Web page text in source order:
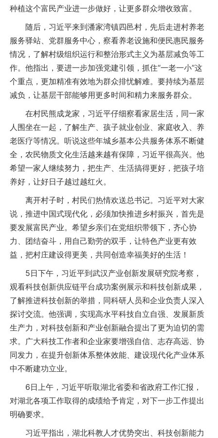
种植这个富民产业进一步做好，让更多群众增收致富。
随后，习近平来到潘家湾镇四邑村，先后走进村养老
服务驿站、党群服务中心，察看养老设施和便民惠民服务
情况，了解村级组织运行和整治形式主义为基层减负等工
作。他指出，要进一步加强党建引领，抓住“一老一小”这
个重点，更加精准有效地为群众排忧解难。要持续为基层
减负，让基层干部能够用更多时间和精力来服务群众。
在村民熊成龙家，习近平仔细察看家居生活，同一家
人围坐在一起，了解生产、孩子就业创业、家庭收入、养
老医疗等情况。听说这些年城乡基本公共服务体系不断健
全，农民物质文化生活越来越有保障，习近平很高兴。他
希望一家人继续努力，把生产、生活搞得更好，把孩子培
养好，让好日子越过越红火。
离开村子时，村民们热情欢送总书记。习近平对大家
说，推进中国式现代化，必须加快推进乡村振兴，首先是
要发展富民产业。希望乡亲们在党组织带领下，齐心协
力、团结奋斗，用自己勤劳的双手，让特色产业更有效
益，把村庄建设得更美，共同创造幸福美好的生活！
5日下午，习近平到武汉产业创新发展研究院考察，
观看科技创新供应链平台成功案例展示和科技创新成果，
了解推进科技创新的举措，同科研人员和企业负责人深入
探讨交流。他强调，实现高水平科技自立自强、发展新质
生产力，对科技创新和产业创新融合提出了更为迫切的需
求。广大科技工作者和企业家要增强自信、志存高远、协
同发力，在提升创新体系整体效能、建设现代化产业体系
中不断建功立业。
6日上午，习近平听取湖北省委和省政府工作汇报，
对湖北各项工作取得的成绩给予肯定，对下一步工作提出
明确要求。
习近平指出，湖北科教人才优势突出、科技创新能力